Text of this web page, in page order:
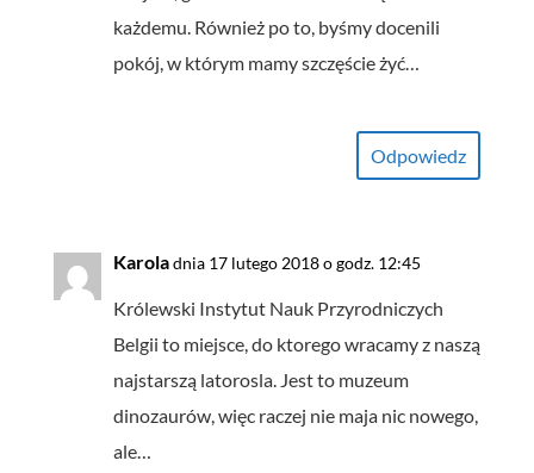
każdemu. Również po to, byśmy docenili
pokój, w którym mamy szczęście żyć…
Odpowiedz
Karoladnia 17 lutego 2018 o godz. 12:45
Królewski Instytut Nauk Przyrodniczych
Belgii to miejsce, do ktorego wracamy z naszą
najstarszą latorosla. Jest to muzeum
dinozaurów, więc raczej nie maja nic nowego,
ale…